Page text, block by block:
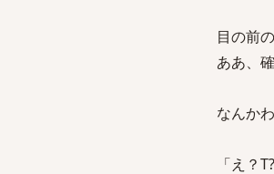
目の前
ああ、
なんか
「え？T?